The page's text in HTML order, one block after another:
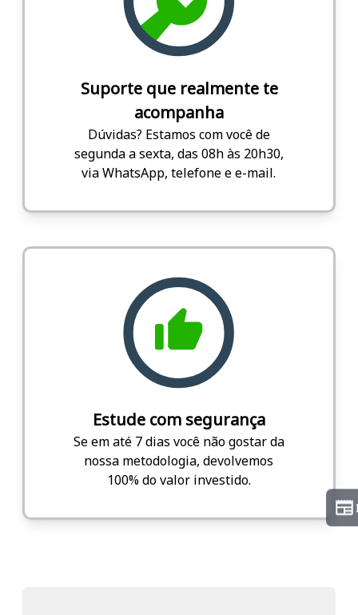
Suporte que realmente te
acompanha
Dúvidas? Estamos com você de
segunda a sexta, das 08h às 20h30,
via WhatsApp, telefone e e-mail.
Estude com segurança
Se em até 7 dias você não gostar da
nossa metodologia, devolvemos
100% do valor investido.